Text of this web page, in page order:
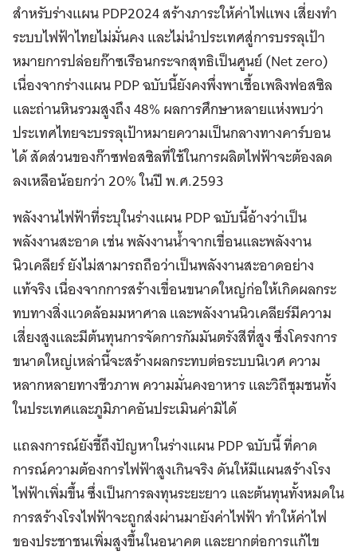
สำหรับร่างแผน PDP2024 สร้างภาระให้ค่าไฟแพง เสี่ยงทำ
ระบบไฟฟ้าไทยไม่มั่นคง และไม่นำประเทศสู่การบรรลุเป้า
หมายการปล่อยก๊าซเรือนกระจกสุทธิเป็นศูนย์ (Net zero)
เนื่องจากร่างแผน PDP ฉบับนี้ยังคงพึ่งพาเชื้อเพลิงฟอสซิล
และถ่านหินรวมสูงถึง 48% ผลการศึกษาหลายแห่งพบว่า
ประเทศไทยจะบรรลุเป้าหมายความเป็นกลางทางคาร์บอน
ได้ สัดส่วนของก๊าซฟอสซิลที่ใช้ในการผลิตไฟฟ้าจะต้องลด
ลงเหลือน้อยกว่า 20% ในปี พ.ศ.2593
พลังงานไฟฟ้าที่ระบุในร่างแผน PDP ฉบับนี้อ้างว่าเป็น
พลังงานสะอาด เช่น พลังงานน้ำจากเขื่อนและพลังงาน
นิวเคลียร์ ยังไม่สามารถถือว่าเป็นพลังงานสะอาดอย่าง
แท้จริง เนื่องจากการสร้างเขื่อนขนาดใหญ่ก่อให้เกิดผลกระ
ทบทางสิ่งแวดล้อมมหาศาล และพลังงานนิวเคลียร์มีความ
เสี่ยงสูงและมีต้นทุนการจัดการกัมมันตรังสีที่สูง ซึ่งโครงการ
ขนาดใหญ่เหล่านี้จะสร้างผลกระทบต่อระบบนิเวศ ความ
หลากหลายทางชีวภาพ ความมั่นคงอาหาร และวิถีชุมชนทั้ง
ในประเทศและภูมิภาคอันประเมินค่ามิได้
แถลงการณ์ยังชี้ถึงปัญหาในร่างแผน PDP ฉบับนี้ ที่คาด
การณ์ความต้องการไฟฟ้าสูงเกินจริง ดันให้มีแผนสร้างโรง
ไฟฟ้าเพิ่มขึ้น ซึ่งเป็นการลงทุนระยะยาว และต้นทุนทั้งหมดใน
การสร้างโรงไฟฟ้าจะถูกส่งผ่านมายังค่าไฟฟ้า ทำให้ค่าไฟ
ของประชาชนเพิ่มสูงขึ้นในอนาคต และยากต่อการแก้ไข